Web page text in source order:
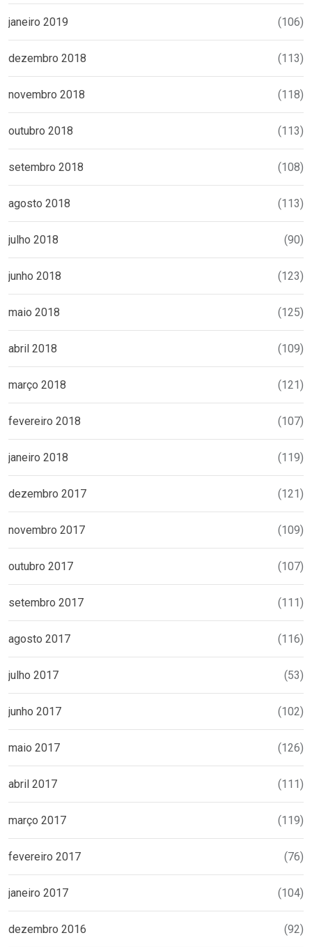
janeiro 2019 (106)
dezembro 2018 (113)
novembro 2018 (118)
outubro 2018 (113)
setembro 2018 (108)
agosto 2018 (113)
julho 2018 (90)
junho 2018 (123)
maio 2018 (125)
abril 2018 (109)
março 2018 (121)
fevereiro 2018 (107)
janeiro 2018 (119)
dezembro 2017 (121)
novembro 2017 (109)
outubro 2017 (107)
setembro 2017 (111)
agosto 2017 (116)
julho 2017 (53)
junho 2017 (102)
maio 2017 (126)
abril 2017 (111)
março 2017 (119)
fevereiro 2017 (76)
janeiro 2017 (104)
dezembro 2016 (92)